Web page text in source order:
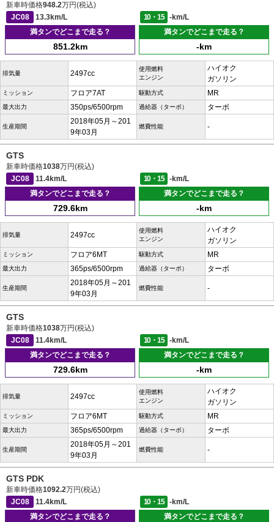
新車時価格948.2万円(税込)
JC08
13.3km/L 10・15
-km/L
満タンでどこまで走る？
851.2km
満タンでどこまで走る？
-km
排気量 2497cc
使用燃料
エンジン
ハイオク
ガソリン
ミッション フロア7AT 駆動方式 MR
最大出力 350ps/6500rpm 過給器（ターボ） ターボ
生産期間
2018年05月～201
9年03月
燃費性能 -
GTS
新車時価格1038万円(税込)
JC08
11.4km/L 10・15
-km/L
満タンでどこまで走る？
729.6km
満タンでどこまで走る？
-km
排気量 2497cc
使用燃料
エンジン
ハイオク
ガソリン
ミッション フロア6MT 駆動方式 MR
最大出力 365ps/6500rpm 過給器（ターボ） ターボ
生産期間
2018年05月～201
9年03月
燃費性能 -
GTS
新車時価格1038万円(税込)
JC08
11.4km/L 10・15
-km/L
満タンでどこまで走る？
729.6km
満タンでどこまで走る？
-km
排気量 2497cc
使用燃料
エンジン
ハイオク
ガソリン
ミッション フロア6MT 駆動方式 MR
最大出力 365ps/6500rpm 過給器（ターボ） ターボ
生産期間
2018年05月～201
9年03月
燃費性能 -
GTS PDK
新車時価格1092.2万円(税込)
JC08
11.4km/L 10・15
-km/L
満タンでどこまで走る？
満タンでどこまで走る？